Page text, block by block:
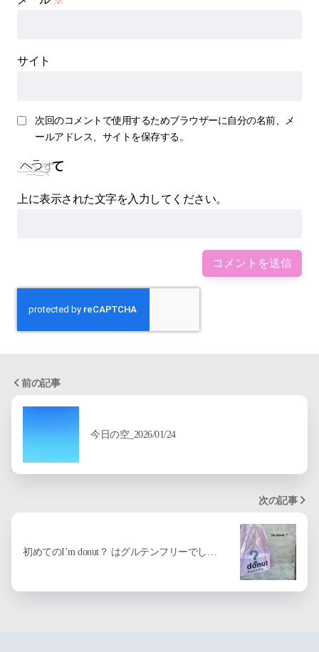
サイト
次回のコメントで使用するためブラウザーに自分の名前、メ
ールアドレス、サイトを保存する。
上に表示された文字を入力してください。
前の記事
今日の空_2026/01/24
次の記事
初めてのI’m donut？ はグルテンフリーでし…